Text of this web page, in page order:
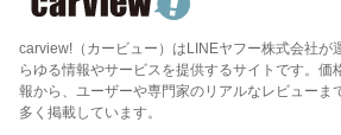
carview!（カービュー）はLINEヤフー株式会社が
らゆる情報やサービスを提供するサイトです。価
報から、ユーザーや専門家のリアルなレビューま
多く掲載しています。